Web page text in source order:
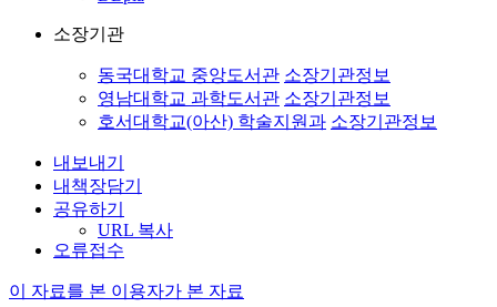
소장기관
동국대학교 중앙도서관 소장기관정보
영남대학교 과학도서관 소장기관정보
호서대학교(아산) 학술지원과 소장기관정보
내보내기
내책장담기
공유하기
URL 복사
오류접수
이 자료를 본 이용자가 본 자료